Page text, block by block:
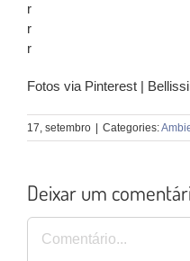
r
r
r
Fotos via Pinterest |
17, setembro Categories:
Deixar um
Comentário